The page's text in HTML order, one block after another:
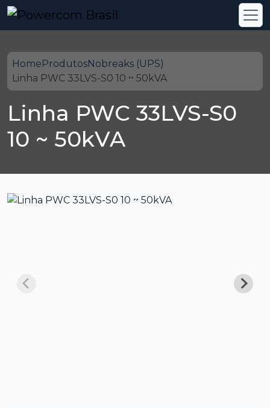
HomeProdutosNobreaks (UPS)
Linha PWC 33LVS-S0 10 ~ 50kVA
Linha PWC 33LVS-S0
10 ~ 50kVA